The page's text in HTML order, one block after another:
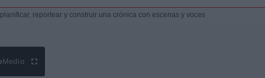
a Ceuta ante la presión migratoria y la falta de respuesta del Gobierno
reportear y construir una crónica con escenas y voces
Media